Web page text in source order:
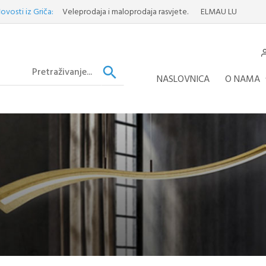
Griča:Veleprodaja i maloprodaja rasvjete. ELMAU LUSTER Otkrijte
NASLOVNICA O NAMA